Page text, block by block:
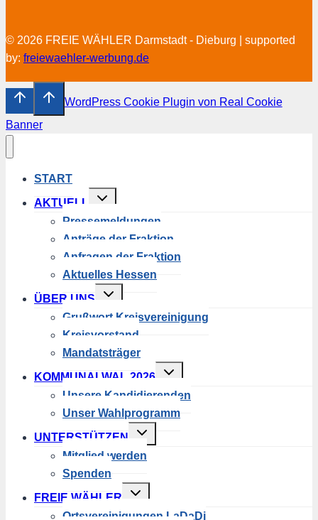
© 2026 FREIE WÄHLER Darmstadt - Dieburg | supported
by: freiewaehler-werbung.de
WordPress Cookie Plugin von Real Cookie
Banner
START
AKTUELL
Untermenü
umschalten
Pressemeldungen
Anträge der Fraktion
Anfragen der Fraktion
Aktuelles Hessen
ÜBER UNS
Untermenü
umschalten
Grußwort Kreisvereinigung
Kreisvorstand
Mandatsträger
KOMMUNALWAL 2026
Untermenü
umschalten
Unsere Kandidierenden
Unser Wahlprogramm
UNTERSTÜTZEN
Untermenü
umschalten
Mitglied werden
Spenden
FREIE WÄHLER
Untermenü
umschalten
Ortsvereinigungen LaDaDi